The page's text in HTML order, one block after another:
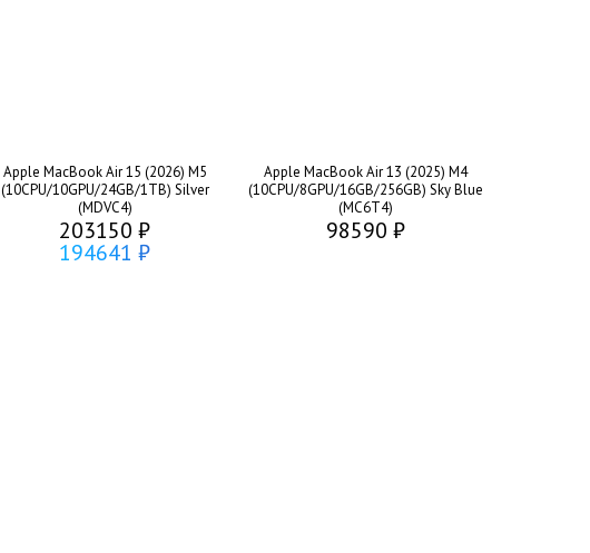
Apple MacBook Air 15 (2026) M5
(10CPU/10GPU/24GB/1TB) Silver
(MDVC4)
203150 ₽
194641 ₽
Apple MacBook Air 13 (2025) M4
(10CPU/8GPU/16GB/256GB) Sky Blue
(MC6T4)
98590 ₽